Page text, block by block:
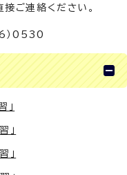
ご連絡ください。
）0530
」
」
」